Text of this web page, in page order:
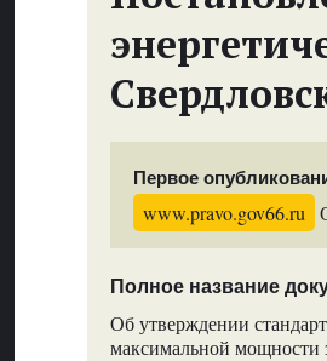
Первое
www.pravo.gov66.ru
Полное название
Об утверждении
максимальной мощности